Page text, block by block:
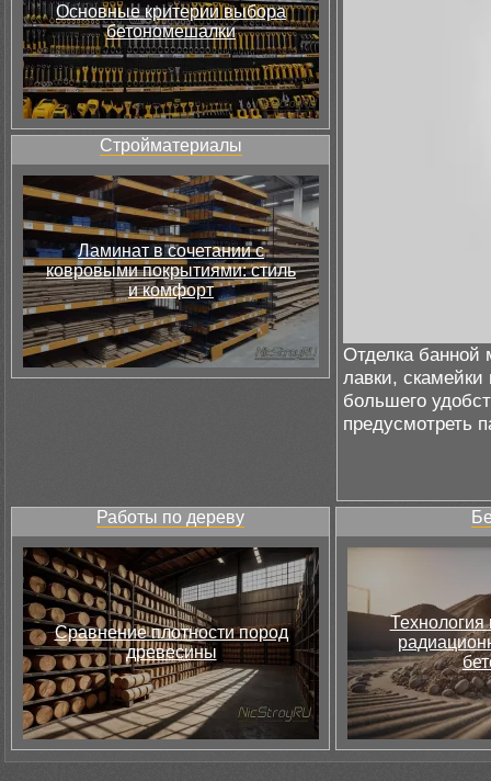
Основные критерии выбора
бетономешалки
Стройматериалы
Ламинат в сочетании с
ковровыми покрытиями: стиль
и комфорт
Отделка банной
лавки,
большего
предусмотреть
Работы по дереву
Сравнение плотности пород
древесины
Технология